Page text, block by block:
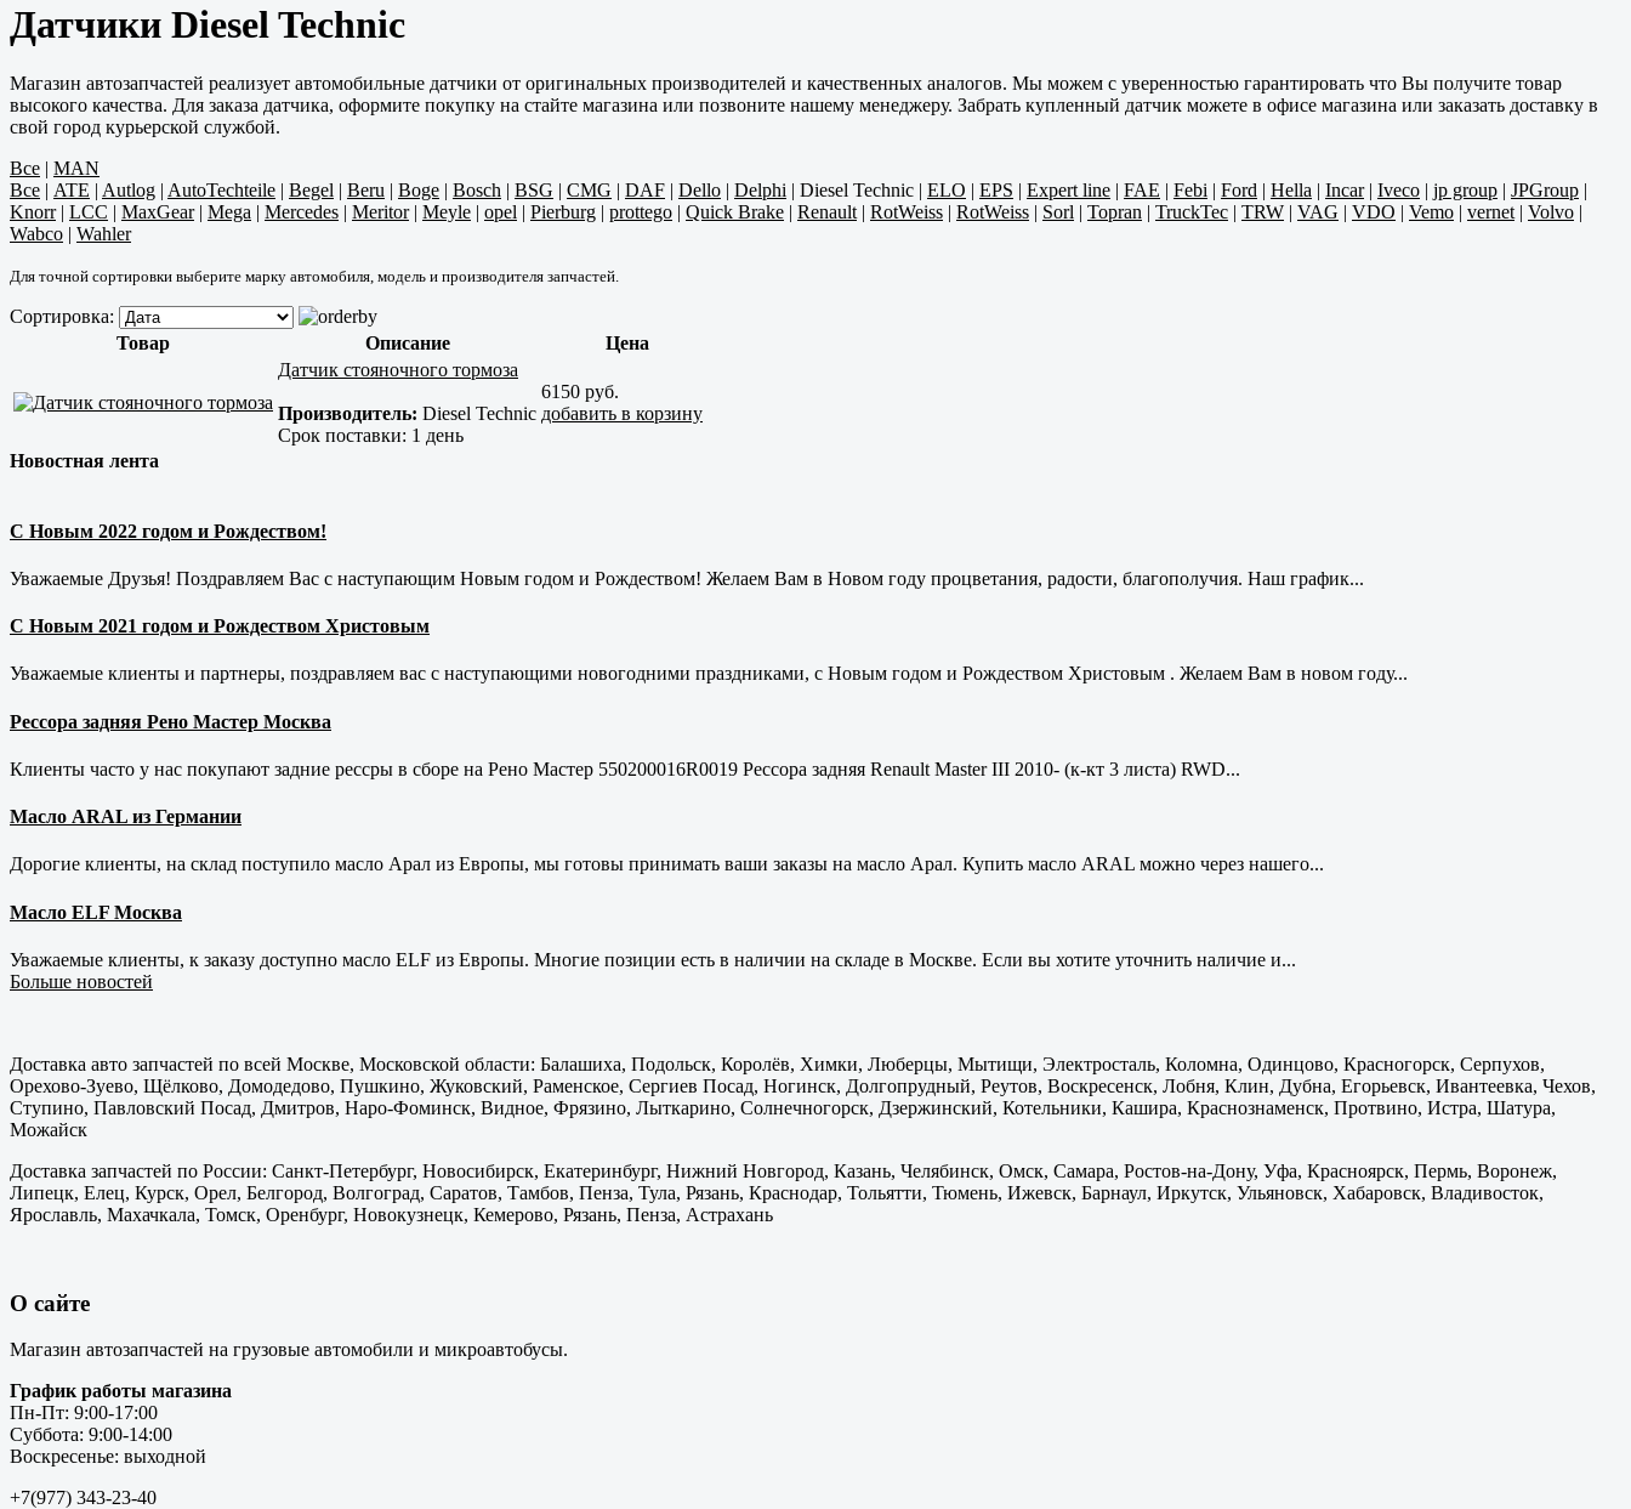
Датчики Diesel Technic
Магазин автозапчастей реализует автомобильные датчики от оригинальных производителей и качественных аналогов. Мы можем с уверенностью гарантировать что Вы получите товар
высокого качества. Для заказа датчика, оформите покупку на стайте магазина или позвоните нашему менеджеру. Забрать купленный датчик можете в офисе магазина или заказать доставку в
свой город курьерской службой.
Все | MAN
Все | ATE | Autlog | AutoTechteile | Begel | Beru | Boge | Bosch | BSG | CMG | DAF | Dello | Delphi | Diesel Technic | ELO | EPS | Expert line | FAE | Febi | Ford | Hella | Incar| Iveco | jp group | JPGroup |
Knorr| LCC | MaxGear| Mega | Mercedes | Meritor| Meyle | opel | Pierburg | prottego | Quick Brake | Renault | RotWeiss | RotWeiss | Sorl | Topran | TruckTec | TRW | VAG | VDO | Vemo | vernet | Volvo |
Wabco | Wahler
Для точной сортировки выберите марку автомобиля, модель и производителя запчастей.
Сортировка:
Товар
Описание
Цена
Датчик стояночного тормоза
Производитель: Diesel Technic
Срок поставки: 1 день
6150 руб.
добавить в корзину
Новостная лента
С Новым 2022 годом и Рождеством!
Уважаемые Друзья! Поздравляем Вас с наступающим Новым годом и Рождеством! Желаем Вам в Новом году процветания, радости, благополучия. Наш график...
С Новым 2021 годом и Рождеством Христовым
Уважаемые клиенты и партнеры, поздравляем вас с наступающими новогодними праздниками, с Новым годом и Рождеством Христовым . Желаем Вам в новом году...
Рессора задняя Рено Мастер Москва
Клиенты часто у нас покупают задние рессры в сборе на Рено Мастер 550200016R0019 Рессора задняя Renault Master III 2010- (к-кт 3 листа) RWD...
Масло ARAL из Германии
Дорогие клиенты, на склад поступило масло Арал из Европы, мы готовы принимать ваши заказы на масло Арал. Купить масло ARAL можно через нашего...
Масло ELF Москва
Уважаемые клиенты, к заказу доступно масло ELF из Европы. Многие позиции есть в наличии на складе в Москве. Если вы хотите уточнить наличие и...
Больше новостей
Доставка авто запчастей по всей Москве, Московской области: Балашиха, Подольск, Королёв, Химки, Люберцы, Мытищи, Электросталь, Коломна, Одинцово, Красногорск, Серпухов,
Орехово-Зуево, Щёлково, Домодедово, Пушкино, Жуковский, Раменское, Сергиев Посад, Ногинск, Долгопрудный, Реутов, Воскресенск, Лобня, Клин, Дубна, Егорьевск, Ивантеевка, Чехов,
Ступино, Павловский Посад, Дмитров, Наро-Фоминск, Видное, Фрязино, Лыткарино, Солнечногорск, Дзержинский, Котельники, Кашира, Краснознаменск, Протвино, Истра, Шатура,
Можайск
Доставка запчастей по России: Санкт-Петербург, Новосибирск, Екатеринбург, Нижний Новгород, Казань, Челябинск, Омск, Самара, Ростов-на-Дону, Уфа, Красноярск, Пермь, Воронеж,
Липецк, Елец, Курск, Орел, Белгород, Волгоград, Саратов, Тамбов, Пенза, Тула, Рязань, Краснодар, Тольятти, Тюмень, Ижевск, Барнаул, Иркутск, Ульяновск, Хабаровск, Владивосток,
Ярославль, Махачкала, Томск, Оренбург, Новокузнецк, Кемерово, Рязань, Пенза, Астрахань
О сайте
Магазин автозапчастей на грузовые автомобили и микроавтобусы.
График работы магазина
Пн-Пт: 9:00-17:00
Суббота: 9:00-14:00
Воскресенье: выходной
+7(977) 343-23-40